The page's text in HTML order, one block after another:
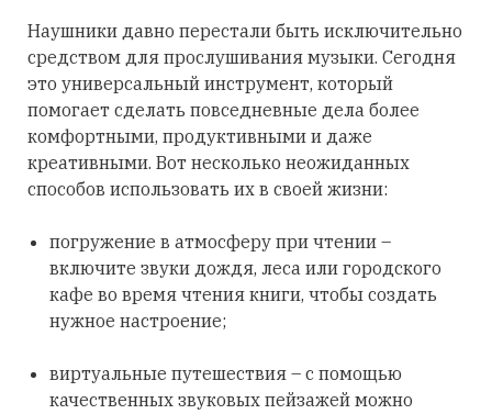
Наушники давно перестали быть исключительно
средством для прослушивания музыки. Сегодня
это универсальный инструмент, который
помогает сделать повседневные дела более
комфортными, продуктивными и даже
креативными. Вот несколько неожиданных
способов использовать их в своей жизни:
погружение в атмосферу при чтении –
включите звуки дождя, леса или городского
кафе во время чтения книги, чтобы создать
нужное настроение;
виртуальные путешествия – с помощью
качественных звуковых пейзажей можно